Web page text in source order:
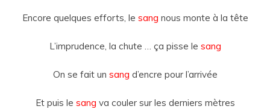
Encore quelques efforts, le sang nous monte à la tête
L’imprudence, la chute … ça pisse le sang
On se fait un sang d’encre pour l’arrivée
Et puis le sang va couler sur les derniers mètres